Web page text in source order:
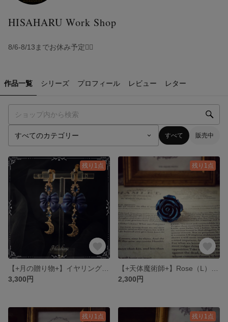
HISAHARU Work Shop
8/6-8/13までお休み予定🙇‍♀️
作品一覧 シリーズ プロフィール レビュー レター
すべて 販売中
残り1点
3,300円
残り1点
2,300円
残り1点 残り1点